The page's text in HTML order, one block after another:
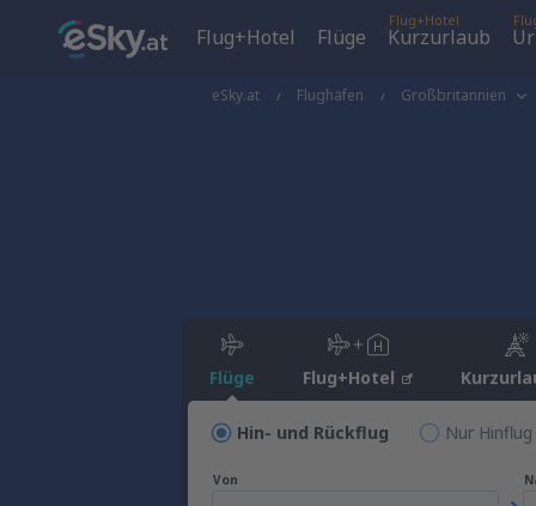
Flug+Hotel Flüge
Flug+Hotel
Kurzurlaub
eSky.at Flughäfen Großbritannien
Flüge Flug+Hotel
Hin- und Rückflug Nur Hinflug
Von